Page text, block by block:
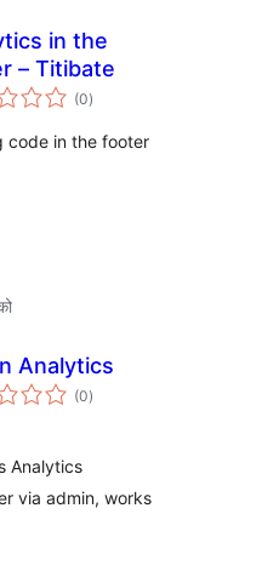
in the
– Titibate
(0कुल
रेटिङ्गहरू
)
code in the footer
Analytics
(0कुल
रेटिङ्गहरू
)
Analytics
via admin, works